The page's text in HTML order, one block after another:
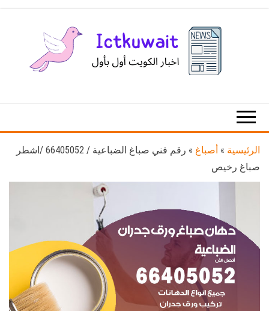
الكويت
الرئيسية » أصباغ »
رقم فني صباغ الضباعية / 66405052 /اشطر
صباغ رخيص